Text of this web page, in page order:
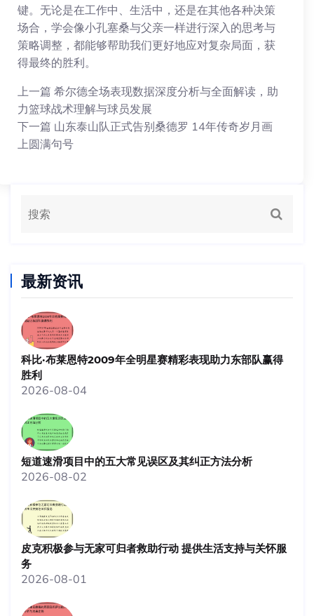
键。无论是在工作中、生活中，还是在其他各种决策
场合，学会像小孔塞桑与父亲一样进行深入的思考与
策略调整，都能够帮助我们更好地应对复杂局面，获
得最终的胜利。
上一篇 希尔德全场表现数据深度分析与全面解读，助
力篮球战术理解与球员发展
下一篇 山东泰山队正式告别桑德罗 14年传奇岁月画
上圆满句号
最新资讯
科比·布莱恩特2009年全明星赛精彩表现助力东部队赢得
胜利
2026-08-04
短道速滑项目中的五大常见误区及其纠正方法分析
2026-08-02
皮克积极参与无家可归者救助行动 提供生活支持与关怀服
务
2026-08-01